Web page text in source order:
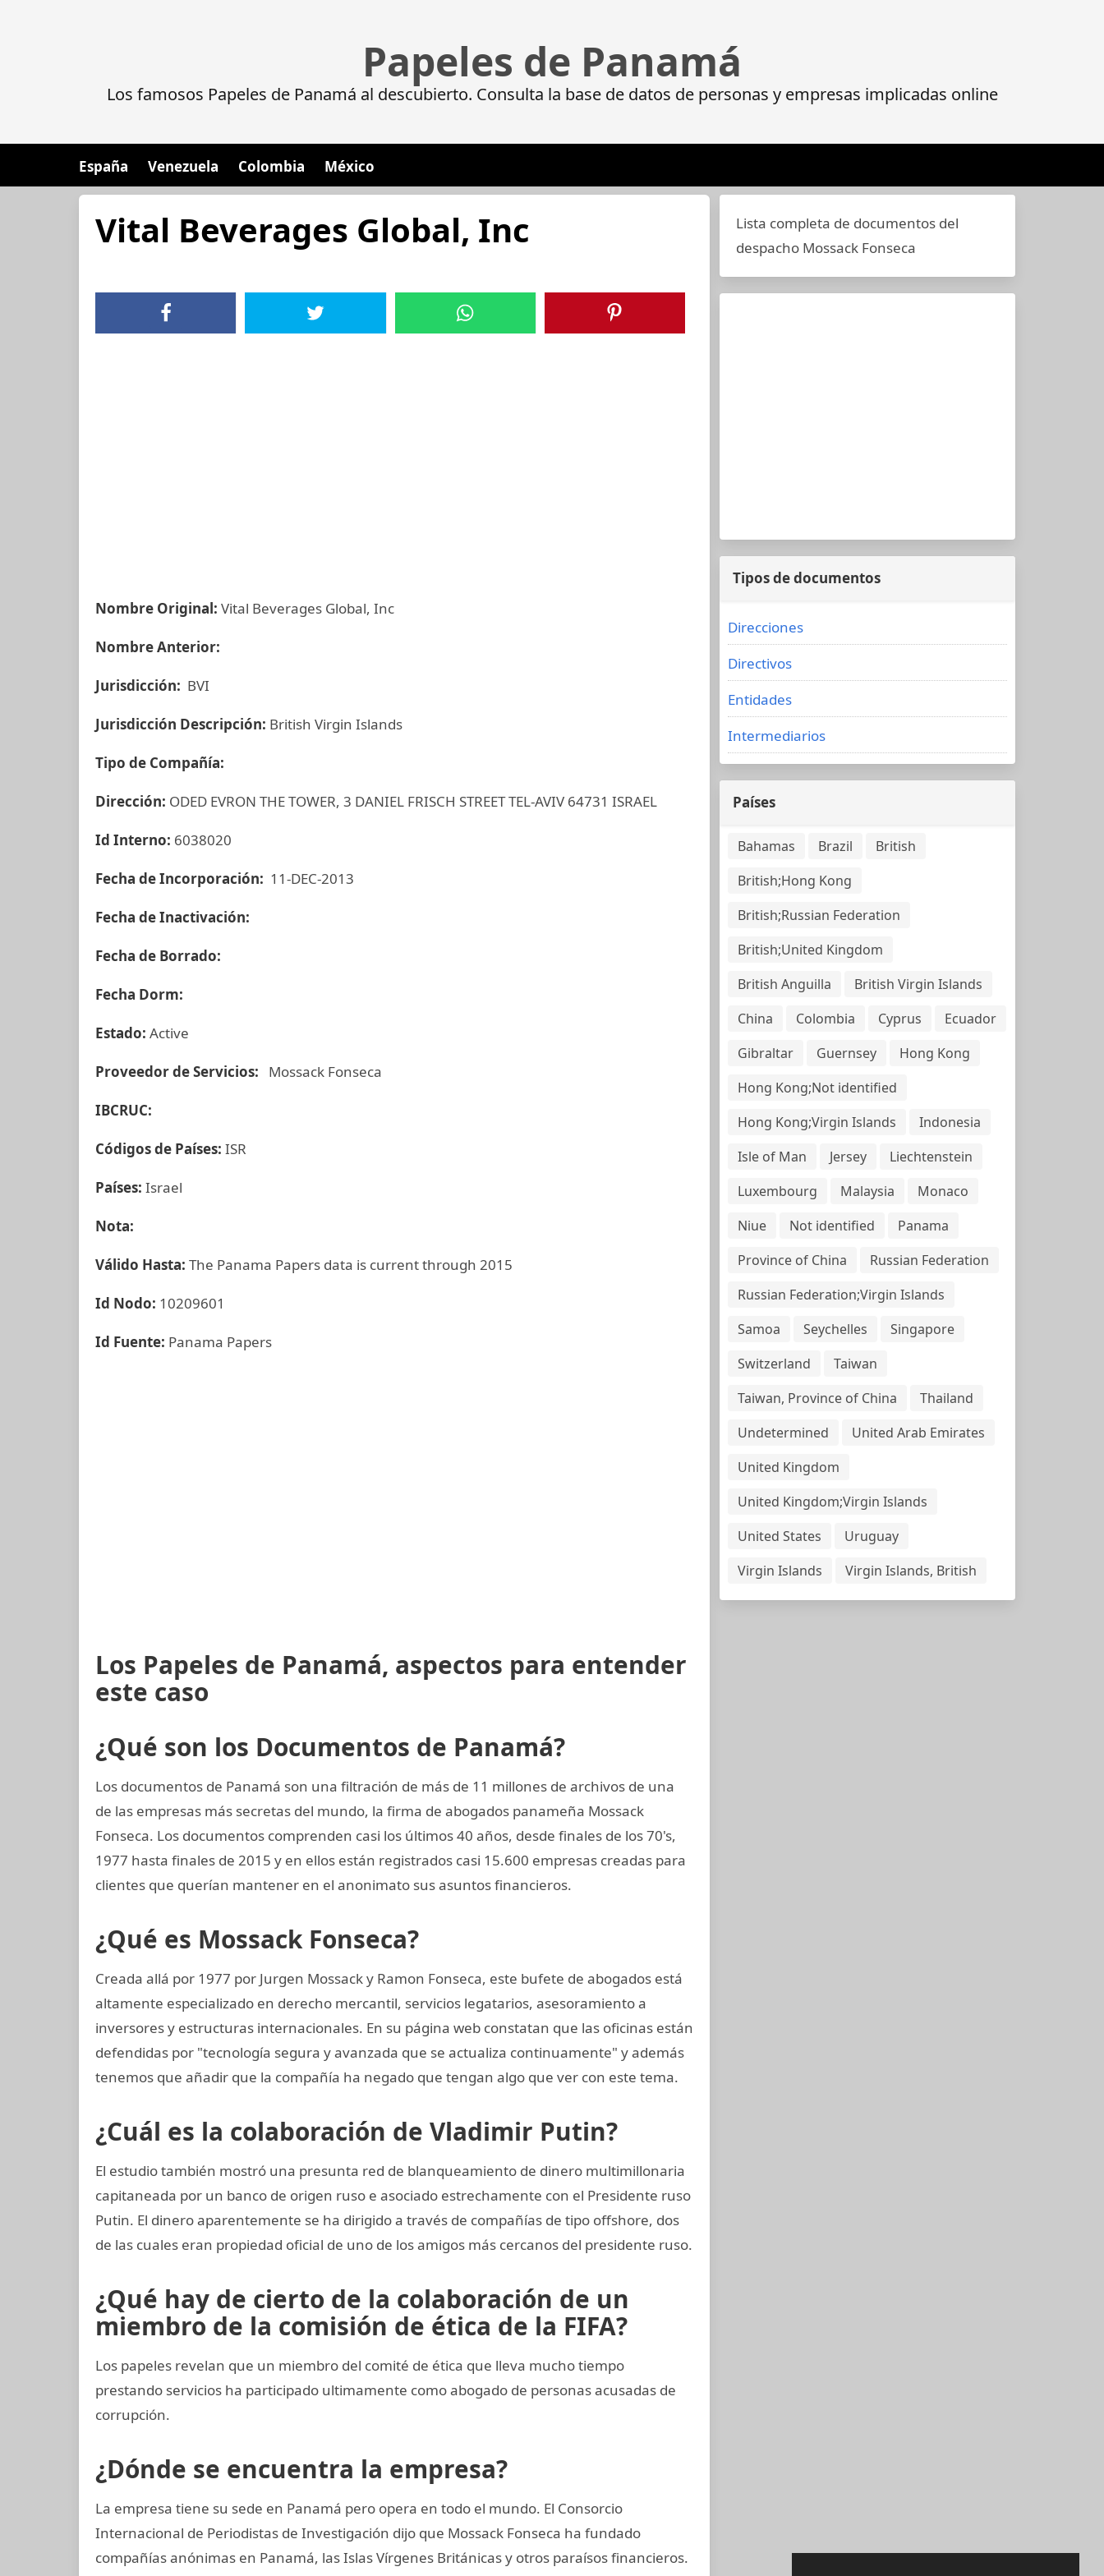
Papeles de Panamá
Los famosos Papeles de Panamá al descubierto. Consulta la base de datos de personas y empresas implicadas online
España Venezuela Colombia México
Vital Beverages Global, Inc
Nombre Original: Vital Beverages Global, Inc
Nombre Anterior:
Jurisdicción: BVI
Jurisdicción Descripción: British Virgin Islands
Tipo de Compañía:
Dirección: ODED EVRON THE TOWER, 3 DANIEL FRISCH STREET TEL-AVIV 64731 ISRAEL
Id Interno: 6038020
Fecha de Incorporación: 11-DEC-2013
Fecha de Inactivación:
Fecha de Borrado:
Fecha Dorm:
Estado: Active
Proveedor de Servicios: Mossack Fonseca
IBCRUC:
Códigos de Países: ISR
Países: Israel
Nota:
Válido Hasta: The Panama Papers data is current through 2015
Id Nodo: 10209601
Id Fuente: Panama Papers
Los Papeles de Panamá, aspectos para entender
este caso
¿Qué son los Documentos de Panamá?
Los documentos de Panamá son una filtración de más de 11 millones de archivos de una
de las empresas más secretas del mundo, la firma de abogados panameña Mossack
Fonseca. Los documentos comprenden casi los últimos 40 años, desde finales de los 70's,
1977 hasta finales de 2015 y en ellos están registrados casi 15.600 empresas creadas para
clientes que querían mantener en el anonimato sus asuntos financieros.
¿Qué es Mossack Fonseca?
Creada allá por 1977 por Jurgen Mossack y Ramon Fonseca, este bufete de abogados está
altamente especializado en derecho mercantil, servicios legatarios, asesoramiento a
inversores y estructuras internacionales. En su página web constatan que las oficinas están
defendidas por "tecnología segura y avanzada que se actualiza continuamente" y además
tenemos que añadir que la compañía ha negado que tengan algo que ver con este tema.
¿Cuál es la colaboración de Vladimir Putin?
El estudio también mostró una presunta red de blanqueamiento de dinero multimillonaria
capitaneada por un banco de origen ruso e asociado estrechamente con el Presidente ruso
Putin. El dinero aparentemente se ha dirigido a través de compañías de tipo offshore, dos
de las cuales eran propiedad oficial de uno de los amigos más cercanos del presidente ruso.
¿Qué hay de cierto de la colaboración de un
miembro de la comisión de ética de la FIFA?
Los papeles revelan que un miembro del comité de ética que lleva mucho tiempo
prestando servicios ha participado ultimamente como abogado de personas acusadas de
corrupción.
¿Dónde se encuentra la empresa?
La empresa tiene su sede en Panamá pero opera en todo el mundo. El Consorcio
Internacional de Periodistas de Investigación dijo que Mossack Fonseca ha fundado
compañías anónimas en Panamá, las Islas Vírgenes Británicas y otros paraísos financieros.
Lista completa de documentos del
despacho Mossack Fonseca
Tipos de documentos
Direcciones
Directivos
Entidades
Intermediarios
Países
Bahamas Brazil
British
British;Hong Kong
British;Russian Federation
British;United Kingdom
British Anguilla
British Virgin Islands
China
Colombia Cyprus
Ecuador
Gibraltar
Guernsey
Hong Kong
Hong Kong;Not identified
Hong Kong;Virgin Islands
Indonesia
Isle of Man
Jersey
Liechtenstein
Luxembourg
Malaysia
Monaco
Niue
Not identified
Panama
Province of China
Russian Federation
Russian Federation;Virgin Islands
Samoa
Seychelles
Singapore
Switzerland
Taiwan
Taiwan, Province of China
Thailand
Undetermined
United Arab Emirates
United Kingdom
United Kingdom;Virgin Islands
United States
Uruguay
Virgin Islands
Virgin Islands, British